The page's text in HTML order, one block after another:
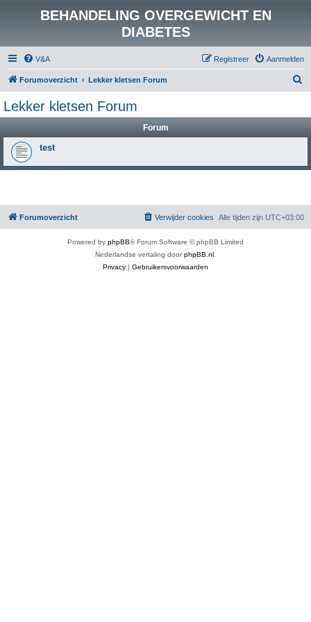
BEHANDELING OVERGEWICHT EN
DIABETES
V&A Aanmelden
Registreer
Forumoverzicht Lekker kletsen Forum
Lekker kletsen Forum
Forum
test
Forumoverzicht Alle tijden zijn UTC+03:00
Verwijder cookies
Powered by phpBB® Forum Software © phpBB Limited
Nederlandse vertaling doorphpBB.nl
Privacy | Gebruikersvoorwaarden